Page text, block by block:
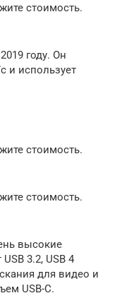
стоимость.
году. Он
и использует
стоимость.
стоимость.
высокие
3.2, USB 4
для видео и
USB-C.